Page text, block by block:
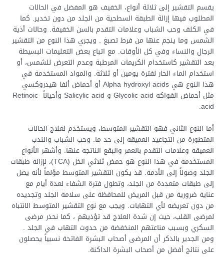
يقسم التقشير إلى ثلاثة أنواع، الخفيف هو المفضل في الحالات
المطلوب فيها إزالة الطبقة السطحية من الجلد من دون تخدير. كما
في الكلف وحب الشباب وعلامات التقدم بالسن الخفيفة. وحالات أذية
الشمس وما ينجم عنها من فرط تصبغ . ويجري هذا النوع من التقشير
الرجال والنساء وفي كل الأوقات. مع اتباع بعض التعليمات البسيطة
بعد التقشير كاستخدام الكريمات المرطبة وعدم التعرض للشمس، أو
استخدام الماء الحار لفترة يومين أو ثلاثة. والمواد المستخدمة في
هذا النوع هي Alpha hydroxyl acids أو أحماض ألفا هيدروكسي
مثل أحماض الفواكه Glycolic acid و Salicylic acid وأحياناً Retinoic
acid.
أما النوع الثاني فهو التقشير المتوسط، ويستخدم لعلاج الحالات
المتطورة من التجاعيد العميقة إلى حد ما. وحب الشباب والندب
العميقة وعلامات التقدم بالعمر والبقع الناتجة عنها. وأشهر الأنواع
المستخدمة في هذا النوع هو حمض ثلاثي الخل (TCA)، لإزالة طبقات
الجلد وصولاً إلى الأدمة. قد يكون التقشير المتوسط مؤلماً لأنه يصل
إلى طبقات متعددة من الجلد، وتطول فترة الشفاء لعدة أيام مع
عناية ضرورية من قبل المريض للمحافظة على سلامة الجلد وتجديده
من دون تعريضه لأي التهابات. ويجب مع نوع التقشير المتوسط الانتباه
لمرضى القلب، حيث إن شدة العلاج قد تؤذيهم ، كما نحذر مرضى
السكري وبسبب مناعتهم المنخفضة من حدوث التهاب في الجلد .
ومن الجدير بالذكر أن المرضى أصحاب البشرة الفاتحة نسبياً يحصلون
على نتائج أفضل من أصحاب البشرة الداكنة.